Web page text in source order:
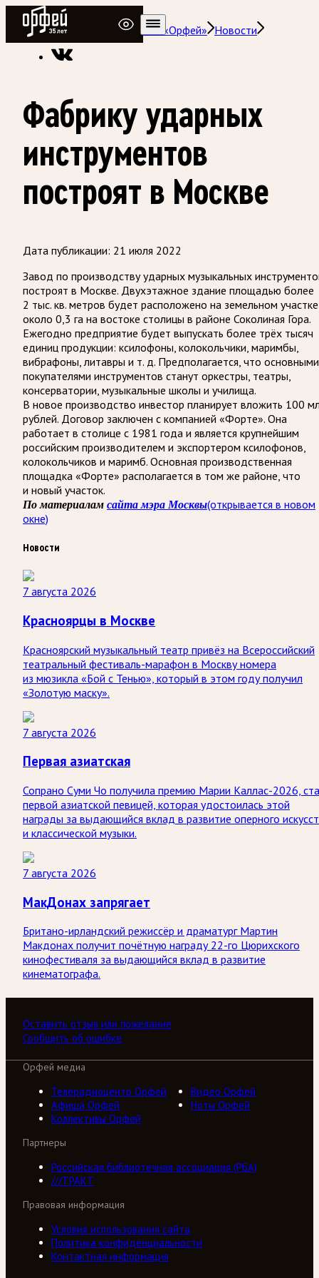
Радио Орфей
Радио классической музыки «Орфей» Новости
Фабрику ударных
инструментов
построят в Москве
Дата публикации: 21 июля 2022
Завод по производству ударных музыкальных
построят в Москве. Двухэтажное здание площадью более
2 тыс. кв. метров будет расположено на земельном участке
около 0,3 га на востоке столицы в районе Соколиная Гора.
Ежегодно предприятие будет выпускать более трёх тысяч
единиц продукции: ксилофоны, колокольчики, маримбы,
вибрафоны, литавры и т. д. Предполагается, что основными
покупателями инструментов станут оркестры, театры,
консерватории, музыкальные школы и училища.
В новое производство инвестор планирует вложить 100
рублей. Договор заключен с компанией «Форте». Она
работает в столице с 1981 года и является крупнейшим
российским производителем и экспортером ксилофонов,
колокольчиков и маримб. Основная производственная
площадка «Форте» располагается в том же районе, что
и новый участок.
По материалам сайта мэра Москвы(открывается в новом
окне)
Новости
7 августа 2026
Красноярцы в Москве
Красноярский музыкальный театр привёз на Всероссийский
театральный фестиваль-марафон в Москву номера
из мюзикла «Бой с Тенью», который в этом году получил
«Золотую маску».
7 августа 2026
Первая азиатская
Сопрано Суми Чо получила премию Марии Каллас-2026,
первой азиатской певицей, которая удостоилась этой
награды за выдающийся вклад в развитие оперного
и классической музыки.
7 августа 2026
МакДонах запрягает
Британо-ирландский режиссёр и драматург Мартин
Макдонах получит почётную награду 22-го Цюрихского
кинофестиваля за выдающийся вклад в развитие
кинематографа.
Оставить отзыв или пожелание
Сообщить об ошибке
Орфей медиа
Телерадиоцентр Орфей
Видео Орфей
Афиша Орфей
Ноты Орфей
Коллективы Орфей
Партнеры
Российская библиотечная ассоциация (РБА)
///ТРАКТ
Правовая информация
Условия использования сайта
Политика конфиденциальности
Контактная информация